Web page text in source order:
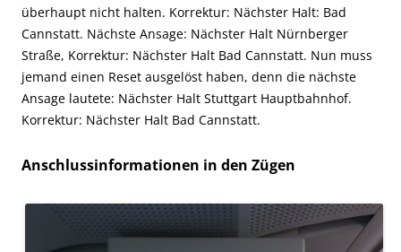
überhaupt nicht halten. Korrektur: Nächster Halt: Bad
Cannstatt. Nächste Ansage: Nächster Halt Nürnberger
Straße, Korrektur: Nächster Halt Bad Cannstatt. Nun muss
jemand einen Reset ausgelöst haben, denn die nächste
Ansage lautete: Nächster Halt Stuttgart Hauptbahnhof.
Korrektur: Nächster Halt Bad Cannstatt.
Anschlussinformationen in den Zügen